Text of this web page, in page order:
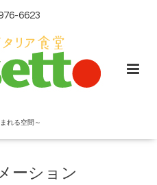
6623
れる空間～
ーション